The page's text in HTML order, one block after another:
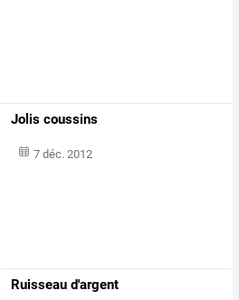
Jolis coussins
7 déc. 2012
Ruisseau d'argent